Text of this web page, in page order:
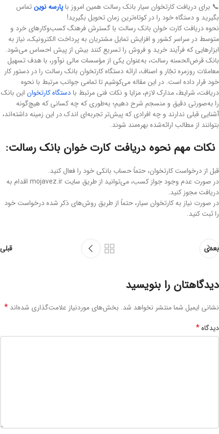
📞 برای دریافت کارتخوان سیار بانک رسالت همین امروز باپارسه نوینتماس
بگیرید و دستگاه خود را در کوتاه‌ترین زمان تحویل بگیرید!
نحوه دریافت کارت خوان بانک رسالت با گسترش فرهنگ کسب‌وکارهای خرد و
متوسط در سراسر کشور و افزایش تمایل مشتریان به پرداخت الکترونیک، نیاز به
ابزارهایی که فرآیند خرید و فروش را تسریع کنند بیش از پیش احساس می‌شود.
بانک قرض‌الحسنه رسالت، به‌عنوان یکی از مؤسسات مالی نوآور، با هدف تسهیل
معاملات روزمره تجّار و اصناف، ارائه دستگاه کارتخوان بانک رسالت را در دستور کار
خود قرار داده است. در این مقاله می‌کوشیم تا تمامی جوانب مرتبط با نحوه
دریافت، شرایط، مدارک لازم، مزایا و نکات فنی مرتبط بادستگاه‌ کارتخوان این بانک
را به‌صورتی دقیق و منسجم شرح دهیم؛ به‌طوری که چه کسانی که هیچ‌گونه
آشنایی قبلی ندارند و چه افرادی که پیش‌تر تجربه‌ای اندک در این زمینه داشته‌اند،
بتوانند از مطالب ارائه‌شده بهره‌مند شوند.
نکات مهم نحوه دریافت کارت خوان بانک رسالت:
قبل از درخواست کارتخوان، حتماً حساب بانکی خود را فعال کنید.
در صورت عدم وجود جواز کسب، می‌توانید از طریق سایت mojavez.ir اقدام به
دریافت مجوز کنید.
در صورت نیاز به کارتخوان سیار، حتماً از طریق روش‌های ذکر شده درخواست خود
را ثبت کنید.
بعدی قبلی
دیدگاهتان را بنویسید
نشانی ایمیل شما منتشر نخواهد شد. بخش‌های موردنیاز علامت‌گذاری شده‌اند *
دیدگاه*